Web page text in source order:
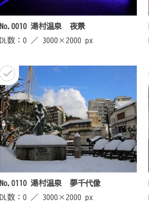
No.0010 湯村温泉 夜景
DL数：0 ／ 3000×2000 px
No.0110 湯村温泉 夢千代像
DL数：0 ／ 3000×2000 px